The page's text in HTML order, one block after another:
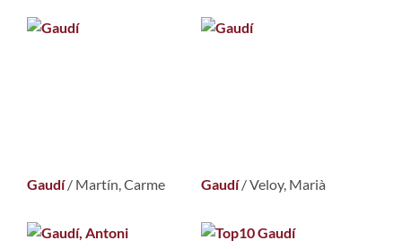
Gaudí/ Martín, Carme Gaudí/Veloy, Marià